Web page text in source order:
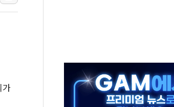
…나스닥 선물 1%대 상승
춰
끌'
가